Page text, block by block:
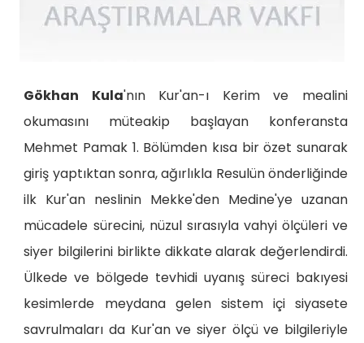
Gökhan Kula'nın Kur'an-ı Kerim ve mealini
okumasını müteakip başlayan konferansta
Mehmet Pamak 1. Bölümden kısa bir özet sunarak
giriş yaptıktan sonra, ağırlıkla Resulün önderliğinde
ilk Kur'an neslinin Mekke'den Medine'ye uzanan
mücadele sürecini, nüzul sırasıyla vahyi ölçüleri ve
siyer bilgilerini birlikte dikkate alarak değerlendirdi.
Ülkede ve bölgede tevhidi uyanış süreci bakıyesi
kesimlerde meydana gelen sistem içi siyasete
savrulmaları da Kur'an ve siyer ölçü ve bilgileriyle